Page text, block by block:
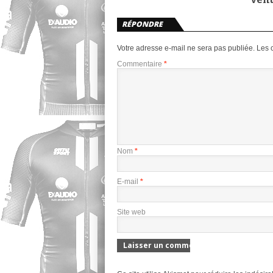
RÉPONDRE
Votre adresse e-mail ne sera pas publiée. Les
Commentaire *
Nom *
E-mail *
Site web